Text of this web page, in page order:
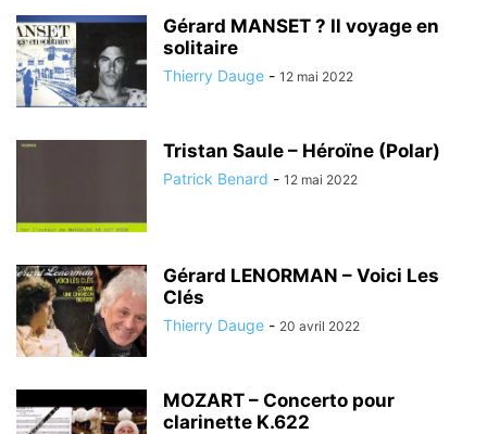
Gérard MANSET ? Il voyage en
solitaire
Thierry Dauge - 12 mai 2022
Tristan Saule – Héroïne (Polar)
Patrick Benard - 12 mai 2022
Gérard LENORMAN – Voici Les
Clés
Thierry Dauge - 20 avril 2022
MOZART – Concerto pour
clarinette K.622